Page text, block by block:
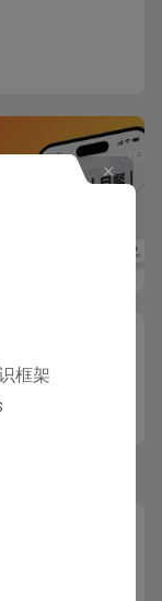
框架